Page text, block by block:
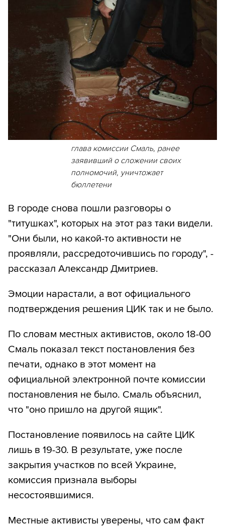
глава комиссии Смаль, ранее
заявивший о сложении своих
полномочий, уничтожает
бюллетени
В городе снова пошли разговоры о
"титушках", которых на этот раз таки видели.
"Они были, но какой-то активности не
проявляли, рассредоточившись по городу", -
рассказал Александр Дмитриев.
Эмоции нарастали, а вот официального
подтверждения решения ЦИК так и не было.
По словам местных активистов, около 18-00
Смаль показал текст постановления без
печати, однако в этот момент на
официальной электронной почте комиссии
постановления не было. Смаль объяснил,
что "оно пришло на другой ящик".
Постановление появилось на сайте ЦИК
лишь в 19-30. В результате, уже после
закрытия участков по всей Украине,
комиссия признала выборы
несостоявшимися.
Местные активисты уверены, что сам факт